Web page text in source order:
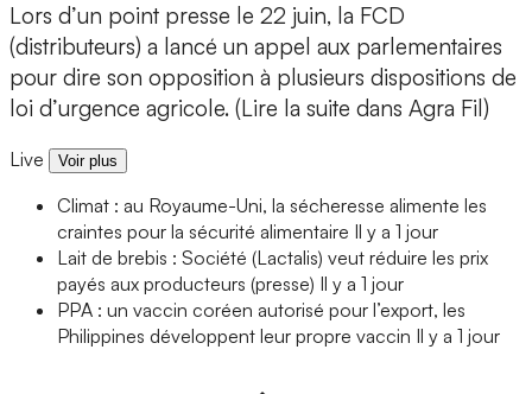
Lors d’un point presse le 22 juin, la FCD
(distributeurs) a lancé un appel aux parlementaires
pour dire son opposition à plusieurs dispositions de
loi d’urgence agricole. (Lire la suite dans Agra Fil)
Live Voir plus
Climat : au Royaume-Uni, la sécheresse alimente les
craintes pour la sécurité alimentaire Il y a 1 jour
Lait de brebis : Société (Lactalis) veut réduire les prix
payés aux producteurs (presse) Il y a 1 jour
PPA : un vaccin coréen autorisé pour l’export, les
Philippines développent leur propre vaccin Il y a 1 jour